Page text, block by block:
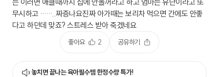
는 이러면 애클때까지 집에 안올꺼라고 하고 엄마는 유난이라고 또
무시하고 ……..짜증나요진짜 아가때는 보리차 먹으면 간에도 안좋
다고 하던데 맞죠? 스트레스 받아 죽겠네요
좋아요 2 공유하기
놓치면 끝나는 육아필수템 한정수량 특가!